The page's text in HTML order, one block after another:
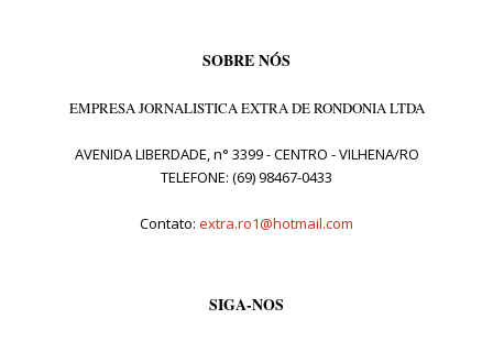
SOBRE NÓS
EMPRESA JORNALISTICA EXTRA DE RONDONIA LTDA
AVENIDA LIBERDADE, n° 3399 - CENTRO - VILHENA/RO
TELEFONE: (69) 98467-0433
Contato: extra.ro1@hotmail.com
SIGA-NOS